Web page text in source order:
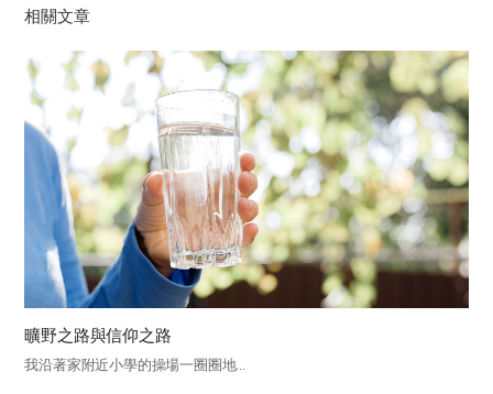
相關文章
曠野之路與信仰之路
我沿著家附近小學的操場一圈圈地...